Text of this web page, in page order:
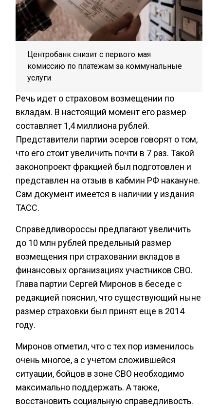
Центробанк снизит с первого мая
комиссию по платежам за коммунальные
услуги
Речь идет о страховом возмещении по
вкладам. В настоящий момент его размер
составляет 1,4 миллиона рублей.
Представители партии эсеров говорят о том,
что его стоит увеличить почти в 7 раз. Такой
законопроект фракцией был подготовлен и
представлен на отзыв в кабмин РФ накануне.
Сам документ имеется в наличии у издания
ТАСС.
Справедливороссы предлагают увеличить
до 10 млн рублей предельный размер
возмещения при страховании вкладов в
финансовых организациях участников СВО.
Глава партии Сергей Миронов в беседе с
редакцией пояснил, что существующий ныне
размер страховки был принят еще в 2014
году.
Миронов отметил, что с тех пор изменилось
очень многое, а с учетом сложившейся
ситуации, бойцов в зоне СВО необходимо
максимально поддержать. А также,
восстановить социальную справедливость.